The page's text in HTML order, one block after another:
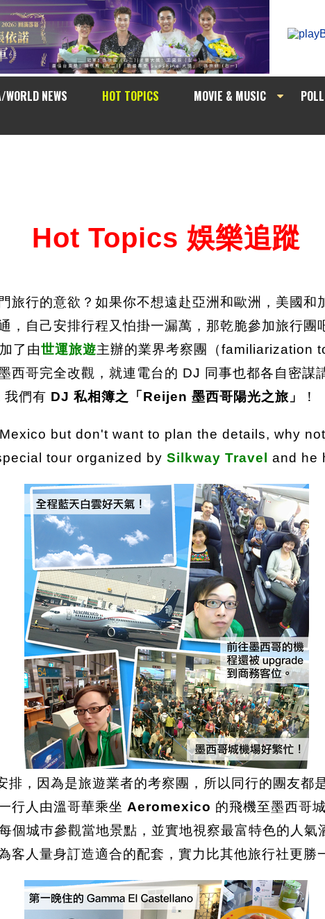
WORLD NEWS HOT TOPICS MOVIE & MUSIC
Hot Topics 娛樂追蹤
旅行的意欲？如果你不想遠赴亞洲和歐洲，美國
，自己安排行程又怕掛一漏萬，那乾脆參加旅行團
了由世運旅遊主辦的業界考察團（familiarization
西哥完全改觀，就連電台的 DJ 同事也都各自密謀
我們有 DJ 私相簿之「Reijen 墨西哥陽光之旅」 ！
but don't want to plan the details, why
tour organized by Silkway Travel and he
排，因為是旅遊業者的考察團，所以同行的團友都
行人由溫哥華乘坐 Aeromexico 的飛機至墨西哥
每個城巿參觀當地景點，並實地視察最富特色的人
人量身訂造適合的配套，實力比其他旅行社更勝